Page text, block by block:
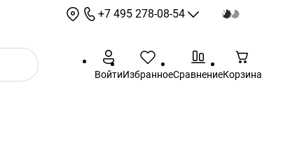
+7 495 278-08-54
+7 495 278-08-54
sale@sotbit.ru
ВойтиИзбранноеСравнениеКорзина